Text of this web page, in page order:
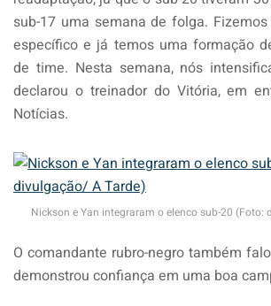
sub-17 uma semana de folga.
específico e já temos uma formação
de time. Nesta semana, nós
declarou o treinador do Vitória, em
Notícias.
Nickson e Yan integraram o elenco sub-20 (Foto:
O comandante rubro-negro também
demonstrou confiança em uma boa